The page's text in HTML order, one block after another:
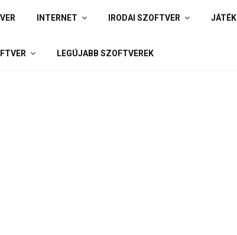
INTERNET IRODAI SZOFTVER JÁTÉK
LEGÚJABB SZOFTVEREK